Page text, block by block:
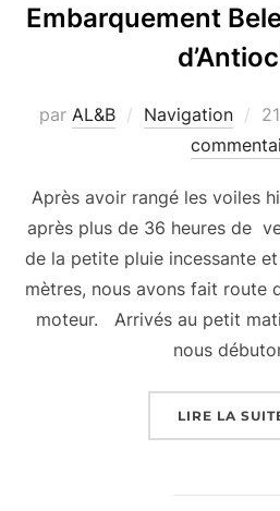
Embarquement
par AL&B Navigation
le
Après avoir rangé les voiles
après plus de 36 heures de
de la petite pluie incessante
mètres, nous avons fait route
moteur. Arrivés au petit
nous
LIRE LA